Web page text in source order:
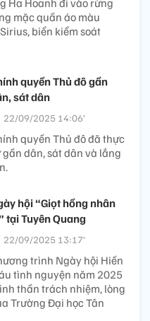
mặc quần áo màu
biển kiểm soát
quyền Thủ đô gần
sát dân
22/09/2025 14:06’
quyền Thủ đô đã thực
gần dân, sát dân và lắng
hội “Giọt hồng nhân
tại Tuyên Quang
22/09/2025 13:17’
trình Ngày hội Hiến
tình nguyện năm 2025
thần trách nhiệm, lòng
Trường Đại học Tân